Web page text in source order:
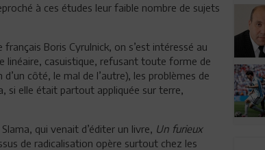
à ces études leur faible nombre de sujets
Boris Cyrulnick, on s’est intéressé au
linéaire, casuistique, refusant toute forme de
côté, le mal de l’autre), les problèmes de
si elle était partout appliquée sur terre,
qui venait d’éditer un livre, Un furieux
de radicalisation opère surtout chez les